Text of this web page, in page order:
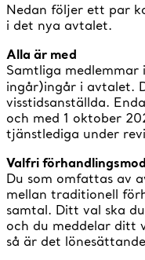
Nedan följer ett par
i det nya avtalet.
Alla är med
Samtliga
ingår)ingår i avtalet.
visstidsanställda.
och med 1 oktober
tjänstlediga under
Valfri
Du som omfattas av
mellan traditionell
samtal. Ditt val ska
och du meddelar ditt
så är det